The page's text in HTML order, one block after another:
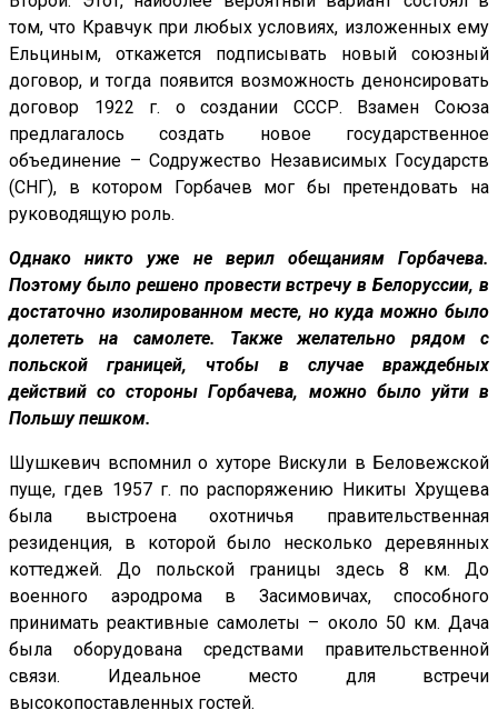
том, что Кравчук при любых условиях, изложенных ему
Ельциным, откажется подписывать новый союзный
договор, и тогда появится возможность денонсировать
договор 1922 г. о создании СССР. Взамен Союза
предлагалось создать новое государственное
объединение – Содружество Независимых Государств
(СНГ), в котором Горбачев мог бы претендовать на
руководящую роль.
Однако никто уже не верил обещаниям Горбачева.
Поэтому было решено провести встречу в Белоруссии, в
достаточно изолированном месте, но куда можно было
долететь на самолете. Также желательно рядом с
польской границей, чтобы в случае враждебных
действий со стороны Горбачева, можно было уйти в
Польшу пешком.
Шушкевич вспомнил о хуторе Вискули в Беловежской
пуще, гдев 1957 г. по распоряжению Никиты Хрущева
была выстроена охотничья правительственная
резиденция, в которой было несколько деревянных
коттеджей. До польской границы здесь 8 км. До
военного аэродрома в Засимовичах, способного
принимать реактивные самолеты – около 50 км. Дача
была оборудована средствами правительственной
связи. Идеальное место для встречи
высокопоставленных гостей.